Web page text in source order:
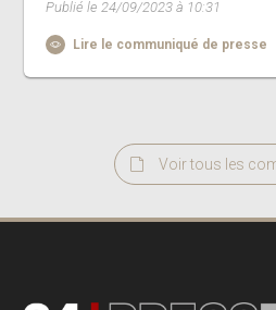
Publié le 24/09/2023 à 10:31
Lire le communiqué de presse
Voir tous les